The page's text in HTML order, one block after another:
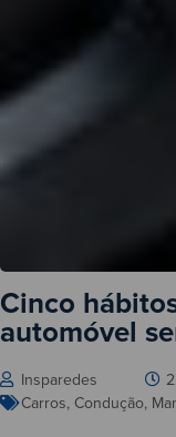
Cinco
automóvel
Insparedes
Carros, Condução,